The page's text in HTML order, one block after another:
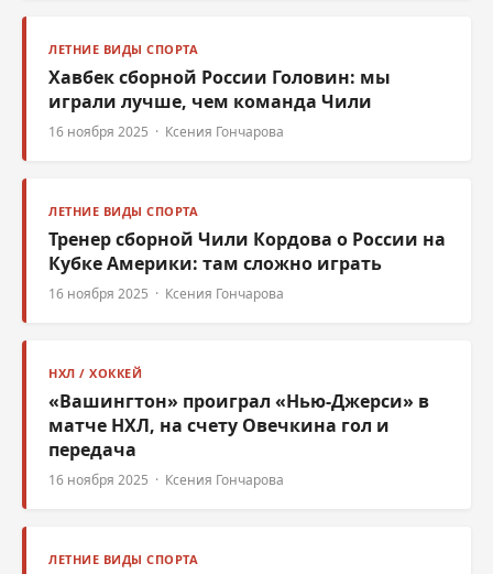
ЛЕТНИЕ ВИДЫ СПОРТА
Хавбек сборной России Головин: мы
играли лучше, чем команда Чили
16 ноября 2025 · Ксения Гончарова
ЛЕТНИЕ ВИДЫ СПОРТА
Тренер сборной Чили Кордова о России на
Кубке Америки: там сложно играть
16 ноября 2025 · Ксения Гончарова
НХЛ / ХОККЕЙ
«Вашингтон» проиграл «Нью-Джерси» в
матче НХЛ, на счету Овечкина гол и
передача
16 ноября 2025 · Ксения Гончарова
ЛЕТНИЕ ВИДЫ СПОРТА